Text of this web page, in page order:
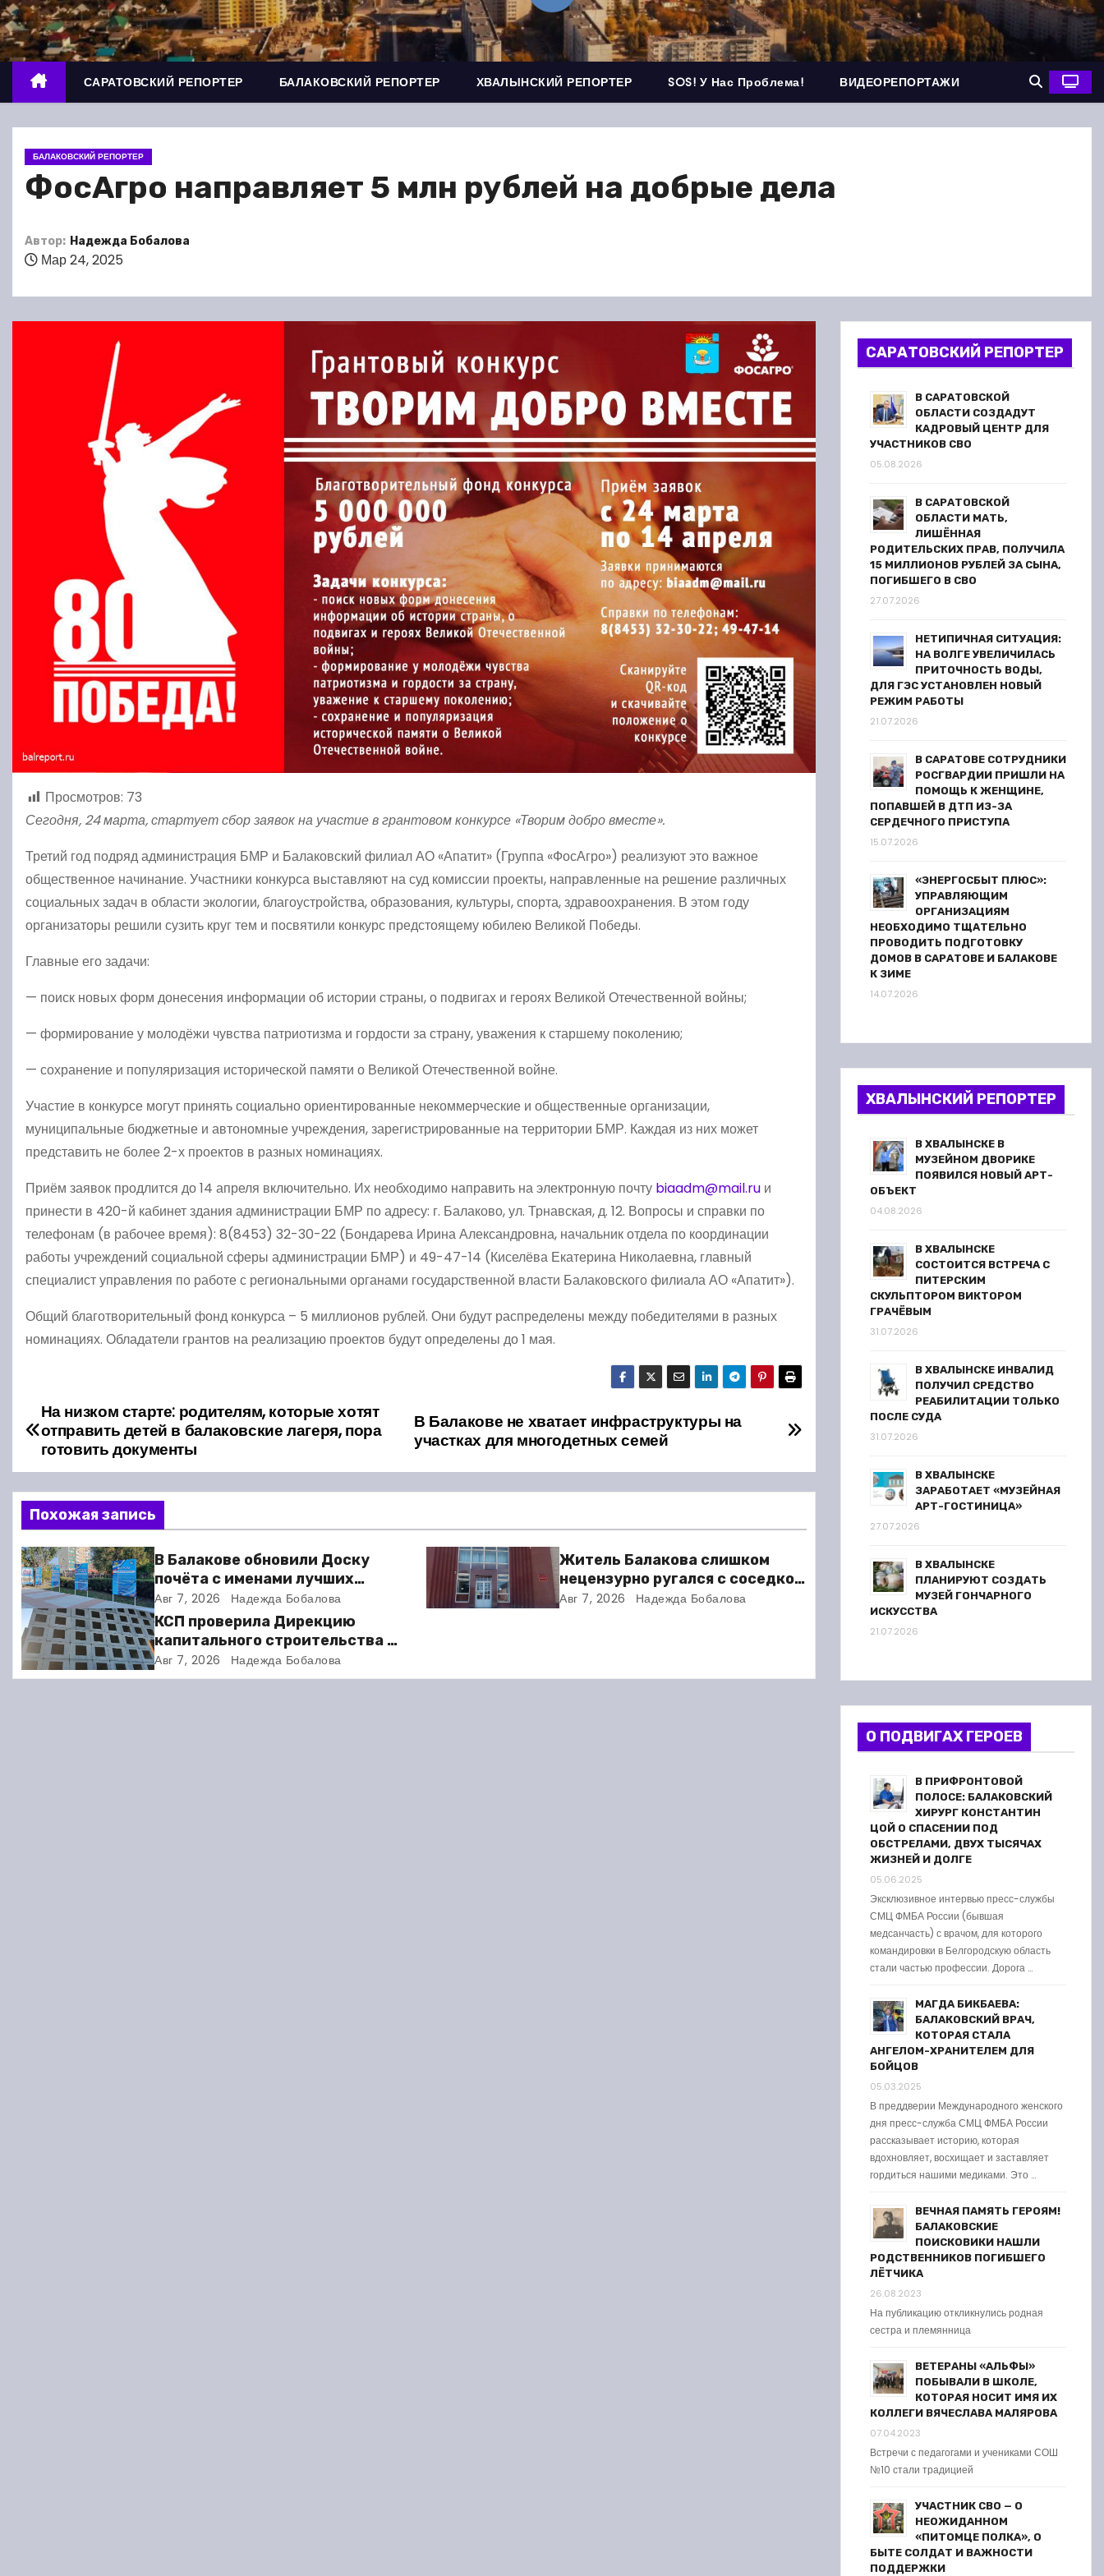
о
м
у
САРАТОВСКИЙ РЕПОРТЕР БАЛАКОВСКИЙ РЕПОРТЕР ХВАЛЫНСКИЙ РЕПОРТЕР SOS! У Нас Проблема! ВИДЕОРЕПОРТАЖИ
БАЛАКОВСКИЙ РЕПОРТЕР
ФосАгро направляет 5 млн рублей на добрые дела
Автор: Надежда Бобалова
Мар 24, 2025
Просмотров: 73
Сегодня, 24 марта, стартует сбор заявок на участие в грантовом конкурсе «Творим добро вместе».
Третий год подряд администрация БМР и Балаковский филиал АО «Апатит» (Группа «ФосАгро») реализуют это важное
общественное начинание. Участники конкурса выставляют на суд комиссии проекты, направленные на решение различных
социальных задач в области экологии, благоустройства, образования, культуры, спорта, здравоохранения. В этом году
организаторы решили сузить круг тем и посвятили конкурс предстоящему юбилею Великой Победы.
Главные его задачи:
— поиск новых форм донесения информации об истории страны, о подвигах и героях Великой Отечественной войны;
— формирование у молодёжи чувства патриотизма и гордости за страну, уважения к старшему поколению;
— сохранение и популяризация исторической памяти о Великой Отечественной войне.
Участие в конкурсе могут принять социально ориентированные некоммерческие и общественные организации,
муниципальные бюджетные и автономные учреждения, зарегистрированные на территории БМР. Каждая из них может
представить не более 2-х проектов в разных номинациях.
Приём заявок продлится до 14 апреля включительно. Их необходимо направить на электронную почту biaadm@mail.ru и
принести в 420-й кабинет здания администрации БМР по адресу: г. Балаково, ул. Трнавская, д. 12. Вопросы и справки по
телефонам (в рабочее время): 8(8453) 32-30-22 (Бондарева Ирина Александровна, начальник отдела по координации
работы учреждений социальной сферы администрации БМР) и 49-47-14 (Киселёва Екатерина Николаевна, главный
специалист управления по работе с региональными органами государственной власти Балаковского филиала АО «Апатит»).
Общий благотворительный фонд конкурса – 5 миллионов рублей. Они будут распределены между победителями в разных
номинациях. Обладатели грантов на реализацию проектов будут определены до 1 мая.
Н
в
и
г
а
ц
и
В Балакове не хватает инфраструктуры на
участках для многодетных семей
На низком старте: родителям, которые хотят
отправить детей в балаковские лагеря, пора
готовить документы
Похожая запись
В Балакове обновили Доску
почёта с именами лучших
спортсменов. Фото
Авг 7, 2026 Надежда Бобалова
Житель Балакова слишком
нецензурно ругался с соседкой
и получил двое суток ареста
Авг 7, 2026 Надежда Бобалова
КСП проверила Дирекцию
капитального строительства в
Балакове и нашла множество
нарушений
Авг 7, 2026 Надежда Бобалова
САРАТОВСКИЙ РЕПОРТЕР
В САРАТОВСКОЙ
ОБЛАСТИ СОЗДАДУТ
КАДРОВЫЙ ЦЕНТР ДЛЯ
УЧАСТНИКОВ СВО
05.08.2026
В САРАТОВСКОЙ
ОБЛАСТИ МАТЬ,
ЛИШЁННАЯ
РОДИТЕЛЬСКИХ ПРАВ, ПОЛУЧИЛА
15 МИЛЛИОНОВ РУБЛЕЙ ЗА СЫНА,
ПОГИБШЕГО В СВО
27.07.2026
НЕТИПИЧНАЯ СИТУАЦИЯ:
НА ВОЛГЕ УВЕЛИЧИЛАСЬ
ПРИТОЧНОСТЬ ВОДЫ,
ДЛЯ ГЭС УСТАНОВЛЕН НОВЫЙ
РЕЖИМ РАБОТЫ
21.07.2026
В САРАТОВЕ СОТРУДНИКИ
РОСГВАРДИИ ПРИШЛИ НА
ПОМОЩЬ К ЖЕНЩИНЕ,
ПОПАВШЕЙ В ДТП ИЗ-ЗА
СЕРДЕЧНОГО ПРИСТУПА
15.07.2026
«ЭНЕРГОСБЫТ ПЛЮС»:
УПРАВЛЯЮЩИМ
ОРГАНИЗАЦИЯМ
НЕОБХОДИМО ТЩАТЕЛЬНО
ПРОВОДИТЬ ПОДГОТОВКУ
ДОМОВ В САРАТОВЕ И БАЛАКОВЕ
К ЗИМЕ
14.07.2026
ХВАЛЫНСКИЙ РЕПОРТЕР
В ХВАЛЫНСКЕ В
МУЗЕЙНОМ ДВОРИКЕ
ПОЯВИЛСЯ НОВЫЙ АРТ-
ОБЪЕКТ
04.08.2026
В ХВАЛЫНСКЕ
СОСТОИТСЯ ВСТРЕЧА С
ПИТЕРСКИМ
СКУЛЬПТОРОМ ВИКТОРОМ
ГРАЧЁВЫМ
31.07.2026
В ХВАЛЫНСКЕ ИНВАЛИД
ПОЛУЧИЛ СРЕДСТВО
РЕАБИЛИТАЦИИ ТОЛЬКО
ПОСЛЕ СУДА
31.07.2026
В ХВАЛЫНСКЕ
ЗАРАБОТАЕТ «МУЗЕЙНАЯ
АРТ-ГОСТИНИЦА»
27.07.2026
В ХВАЛЫНСКЕ
ПЛАНИРУЮТ СОЗДАТЬ
МУЗЕЙ ГОНЧАРНОГО
ИСКУССТВА
21.07.2026
О ПОДВИГАХ ГЕРОЕВ
В ПРИФРОНТОВОЙ
ПОЛОСЕ: БАЛАКОВСКИЙ
ХИРУРГ КОНСТАНТИН
ЦОЙ О СПАСЕНИИ ПОД
ОБСТРЕЛАМИ, ДВУХ ТЫСЯЧАХ
ЖИЗНЕЙ И ДОЛГЕ
05.06.2025
Эксклюзивное интервью пресс-службы
СМЦ ФМБА России (бывшая
медсанчасть) с врачом, для которого
командировки в Белгородскую область
стали частью профессии. Дорога …
МАГДА БИКБАЕВА:
БАЛАКОВСКИЙ ВРАЧ,
КОТОРАЯ СТАЛА
АНГЕЛОМ-ХРАНИТЕЛЕМ ДЛЯ
БОЙЦОВ
05.03.2025
В преддверии Международного женского
дня пресс-служба СМЦ ФМБА России
рассказывает историю, которая
вдохновляет, восхищает и заставляет
гордиться нашими медиками. Это …
ВЕЧНАЯ ПАМЯТЬ ГЕРОЯМ!
БАЛАКОВСКИЕ
ПОИСКОВИКИ НАШЛИ
РОДСТВЕННИКОВ ПОГИБШЕГО
ЛЁТЧИКА
26.08.2023
На публикацию откликнулись родная
сестра и племянница
ВЕТЕРАНЫ «АЛЬФЫ»
ПОБЫВАЛИ В ШКОЛЕ,
КОТОРАЯ НОСИТ ИМЯ ИХ
КОЛЛЕГИ ВЯЧЕСЛАВА МАЛЯРОВА
07.04.2023
Встречи с педагогами и учениками СОШ
№10 стали традицией
УЧАСТНИК СВО — О
НЕОЖИДАННОМ
«ПИТОМЦЕ ПОЛКА», О
БЫТЕ СОЛДАТ И ВАЖНОСТИ
ПОДДЕРЖКИ